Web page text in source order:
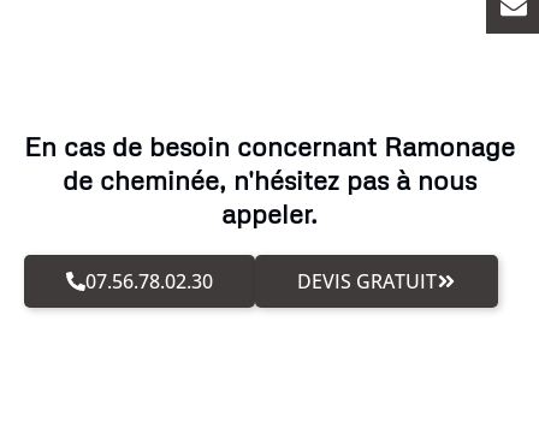
En cas de besoin concernant Ramonage
de cheminée, n'hésitez pas à nous
appeler.
07.56.78.02.30 DEVIS GRATUIT